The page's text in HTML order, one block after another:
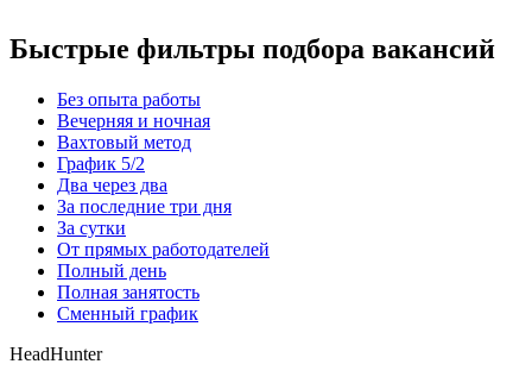
Быстрые фильтры подбора вакансий
Без опыта работы
Вечерняя и ночная
Вахтовый метод
График 5/2
Два через два
За последние три дня
За сутки
От прямых работодателей
Полный день
Полная занятость
Сменный график
HeadHunter